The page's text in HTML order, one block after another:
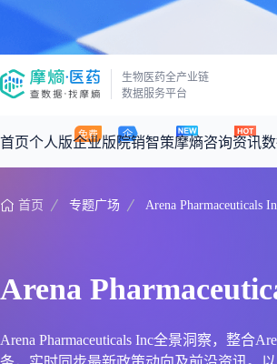
生物医药全产业链
数据服务平台
首页个人版企业版院销智策摩熵咨询
咨询服务
产品立项评估及管线规划
投资决策与交易估值
资讯
摩熵原创
深度分析
投融资
数据中心
基于市场数据，为您提供全面的市场趋势分析与
王中健
首页 专题广场 Arena Pharmaceuticals
Arena
Arena Pharmaceuticals Inc全景洞察，整合